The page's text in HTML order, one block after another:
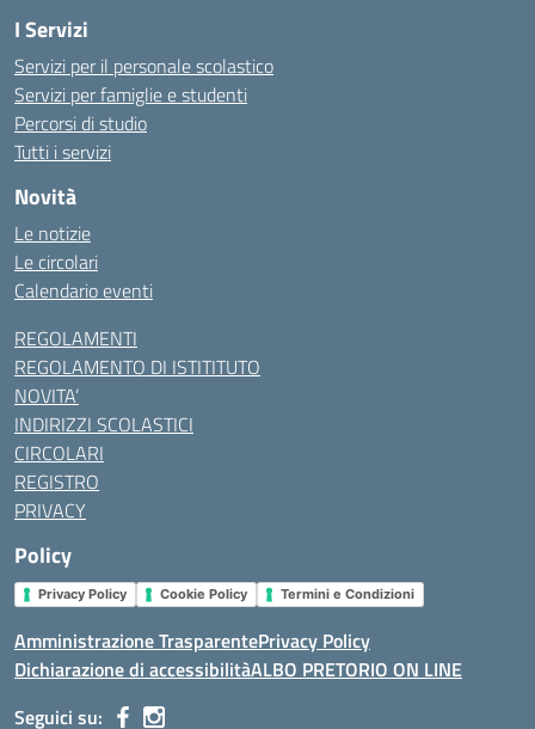
I Servizi
Servizi per il personale scolastico
Servizi per famiglie e studenti
Percorsi di studio
Tutti i servizi
Novità
Le notizie
Le circolari
Calendario eventi
REGOLAMENTI
REGOLAMENTO DI ISTITITUTO
NOVITA’
INDIRIZZI SCOLASTICI
CIRCOLARI
REGISTRO
PRIVACY
Policy
Privacy Policy Cookie Policy Termini e Condizioni
Amministrazione TrasparentePrivacy Policy
Dichiarazione di accessibilitàALBO PRETORIO ON LINE
Seguici su: